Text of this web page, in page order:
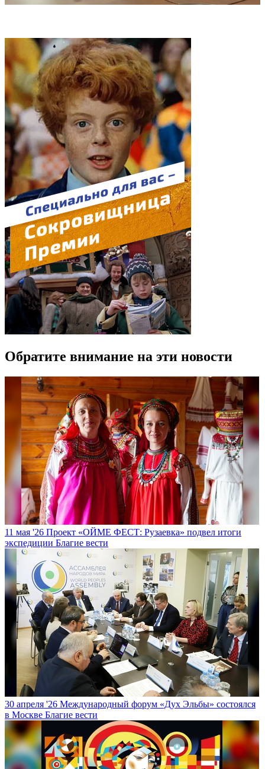
Обратите внимание на эти новости
11 мая '26 Проект «ОЙМЕ ФЕСТ: Рузаевка» подвел итоги
экспедиции Благие вести
30 апреля '26 Международный форум «Дух Эльбы» состоялся
в Москве Благие вести